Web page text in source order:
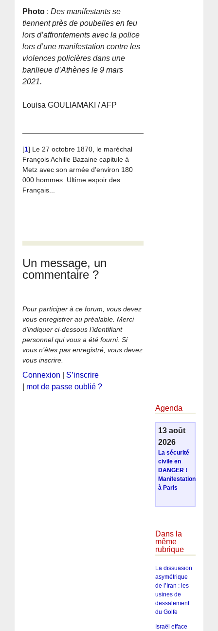
Photo :Des manifestants se
tiennent près de poubelles en feu
lors d’affrontements avec la police
lors d’une manifestation contre les
violences policières dans une
banlieue d’Athènes le 9 mars
2021.
Louisa GOULIAMAKI / AFP
[1] Le 27 octobre 1870, le maréchal
François Achille Bazaine capitule à
Metz avec son armée d’environ 180
000 hommes. Ultime espoir des
Français...
Un message, un
commentaire ?
Pour participer à ce forum, vous devez
vous enregistrer au préalable. Merci
d’indiquer ci-dessous l’identifiant
personnel qui vous a été fourni. Si
vous n’êtes pas enregistré, vous devez
vous inscrire.
Connexion
S’inscrire
mot de passe oublié ?
Agenda
13 août
2026
La sécurité
civile en
DANGER !
Manifestation
à Paris
Dans la
même
rubrique
La dissuasion
asymétrique
de l’Iran : les
usines de
dessalement
du Golfe
Israël efface